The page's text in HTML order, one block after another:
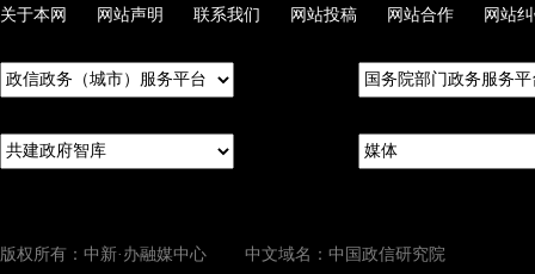
关于本网 网站声明 联系我们 网站投稿 网站合作 网站
版权所有：中新·办融媒中心 中文域名：中国政信研究院